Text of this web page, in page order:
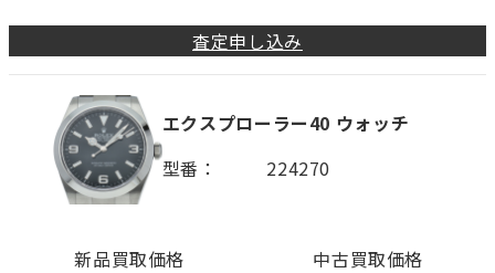
査定申し込み
エクスプローラー40 ウォッチ
型番
224270
新品買取価格
中古買取価格